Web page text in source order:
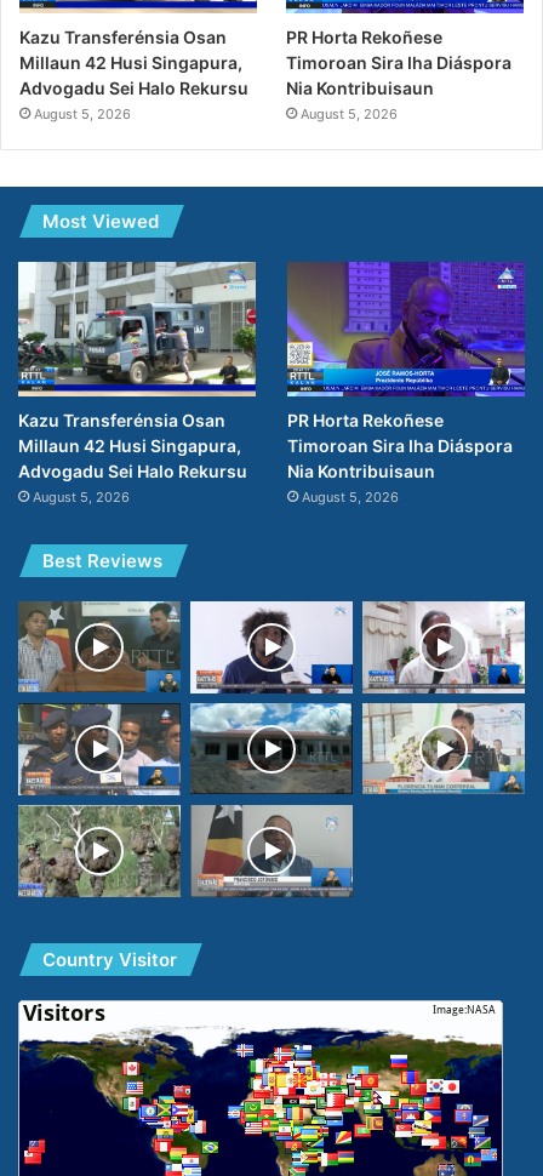
Kazu Transferénsia Osan
Millaun 42 Husi Singapura,
Advogadu Sei Halo Rekursu
August 5, 2026
PR Horta Rekoñese
Timoroan Sira Iha Diáspora
Nia Kontribuisaun
August 5, 2026
Most Viewed
Kazu Transferénsia Osan
Millaun 42 Husi Singapura,
Advogadu Sei Halo Rekursu
August 5, 2026
PR Horta Rekoñese
Timoroan Sira Iha Diáspora
Nia Kontribuisaun
August 5, 2026
Best Reviews
Country Visitor